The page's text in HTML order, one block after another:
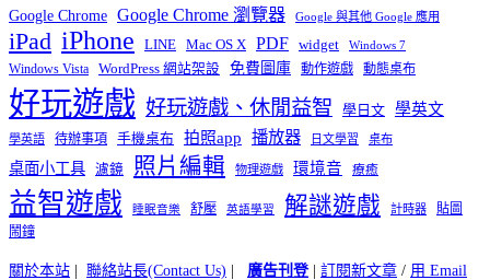
Google Chrome Google Chrome 瀏覽器 Google 與其他 Google 應用
iPad iPhone LINE Mac OS X PDF widget Windows 7
Windows Vista WordPress 網站架設 免費圖庫 動作遊戲 動態桌布
好玩遊戲 好玩遊戲、休閒益智 學日文 學英文
學英語 待辦事項 手機桌布 拍照app 播放器 日文學習 桌布
桌面小工具 濾鏡 照片編輯 物理遊戲 環境音 療癒
益智遊戲 睡眠音樂 舒壓 英語學習 解謎遊戲 計時器
貼圖
鬧鐘
關於本站 聯絡站長(Contact Us) 廣告刊登| 訂閱新文章 / 用 Email